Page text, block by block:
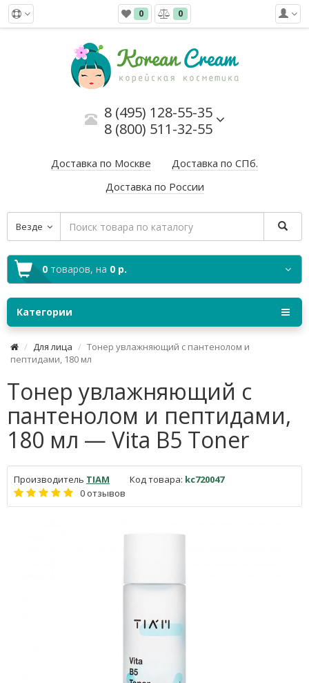
0 0
8 (495) 128-55-35
8 (800) 511-32-55
Доставка по Москве
Доставка по СПб.
Доставка по России
Везде
0 товаров, на 0 р.
Категории
Для лица
Тонер увлажняющий с пантенолом и
пептидами, 180 мл
Тонер увлажняющий с
пантенолом и пептидами,
180 мл — Vita B5 Toner
Производитель TIAM Код товара: kc720047
0 отзывов